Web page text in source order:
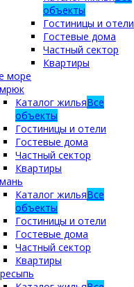
объекты
Гостиницы и отели
Гостевые дома
Частный сектор
Квартиры
море
Каталог жильяВсе
объекты
Гостиницы и отели
Гостевые дома
Частный сектор
Квартиры
Каталог жильяВсе
объекты
Гостиницы и отели
Гостевые дома
Частный сектор
Квартиры